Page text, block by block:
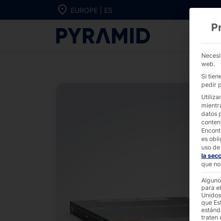
Ir directamente al contenido
EUROPE | ES
Dual CPU 1U
web.
Si
pedir
datos
es
uso
la
que
para
que
traten